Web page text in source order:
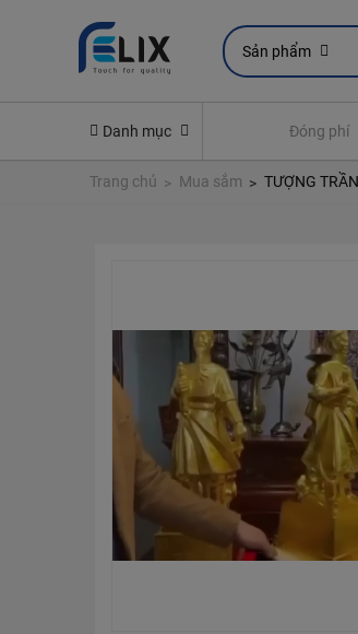
Sản phẩm
Danh mục
Yêu cầu quyền lợi bảo hiểm Đóng phí
Trang chủ Mua sắm TƯỢNG